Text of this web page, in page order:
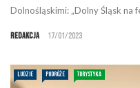
Dolnośląskimi: „Dolny Śląsk na
Redakcja 17/01/2023
LUDZIE PODRÓŻE TURYSTYKA